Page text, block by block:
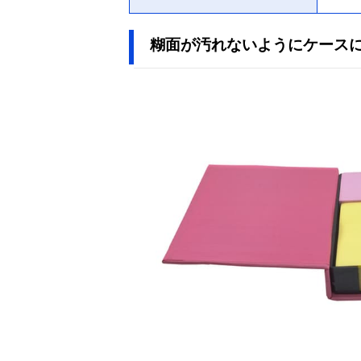
糊面が汚れないようにケース